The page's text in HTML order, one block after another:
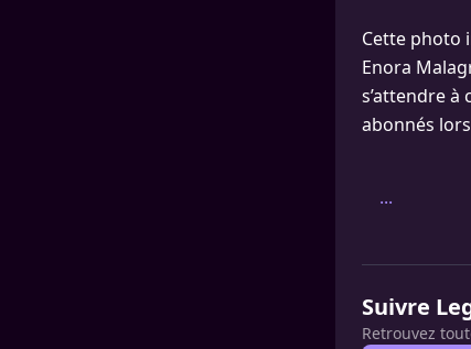
Cette photo
Enora
s’attendre à
abonnés
...
Suivre
Retrouvez